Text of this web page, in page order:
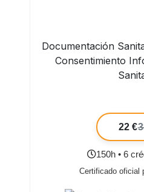
Documentación
Consentimiento
22 €
150h • 6
Certificado oficial